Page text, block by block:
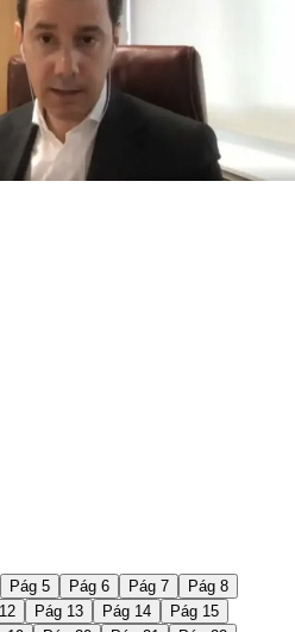
Pág 5 Pág 6 Pág 7
Pág 8
Pág 13 Pág 14
Pág 15